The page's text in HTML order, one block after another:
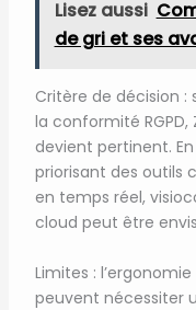
Lisez aussi
de gri et ses
Critère de décision :
la conformité
devient pertinent.
priorisant des outils
en temps réel,
cloud peut être
Limites :
peuvent nécessiter